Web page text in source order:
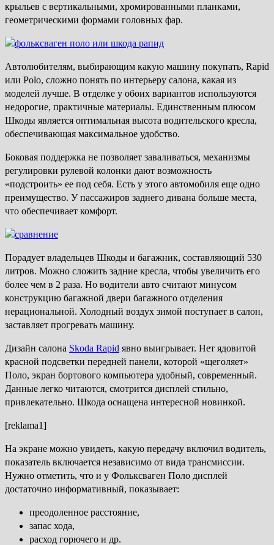
крыльев с вертикальными, хромированными планками,
геометрическими формами головных фар.
Автолюбителям, выбирающим какую машину покупать, Rapid
или Polo, сложно понять по интерьеру салона, какая из
моделей лучше. В отделке у обоих вариантов используются
недорогие, практичные материалы. Единственным плюсом
Шкоды является оптимальная высота водительского кресла,
обеспечивающая максимальное удобство.
Боковая поддержка не позволяет заваливаться, механизмы
регулировки рулевой колонки дают возможность
«подстроить» ее под себя. Есть у этого автомобиля еще одно
преимущество. У пассажиров заднего дивана больше места,
что обеспечивает комфорт.
Порадует владельцев Шкоды и багажник, составляющий 530
литров. Можно сложить задние кресла, чтобы увеличить его
более чем в 2 раза. Но водители авто считают минусом
конструкцию багажной двери багажного отделения
нерациональной. Холодный воздух зимой поступает в салон,
заставляет прогревать машину.
Дизайн салона Skoda Rapid явно выигрывает. Нет ядовитой
красной подсветки передней панели, которой «щеголяет»
Поло, экран бортового компьютера удобный, современный.
Данные легко читаются, смотрится дисплей стильно,
привлекательно. Шкода оснащена интересной новинкой.
[reklama1]
На экране можно увидеть, какую передачу включил водитель,
показатель включается независимо от вида трансмиссии.
Нужно отметить, что и у Фольксваген Поло дисплей
достаточно информативный, показывает:
преодоленное расстояние,
запас хода,
расход горючего и др.